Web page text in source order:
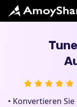
• Konvertieren